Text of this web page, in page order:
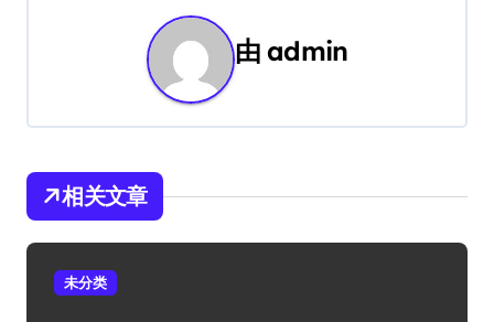
由admin
相关文章
未分类